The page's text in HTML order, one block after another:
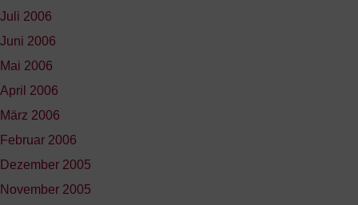
Juli 2006
Juni 2006
Mai 2006
April 2006
März 2006
Februar 2006
Dezember 2005
November 2005